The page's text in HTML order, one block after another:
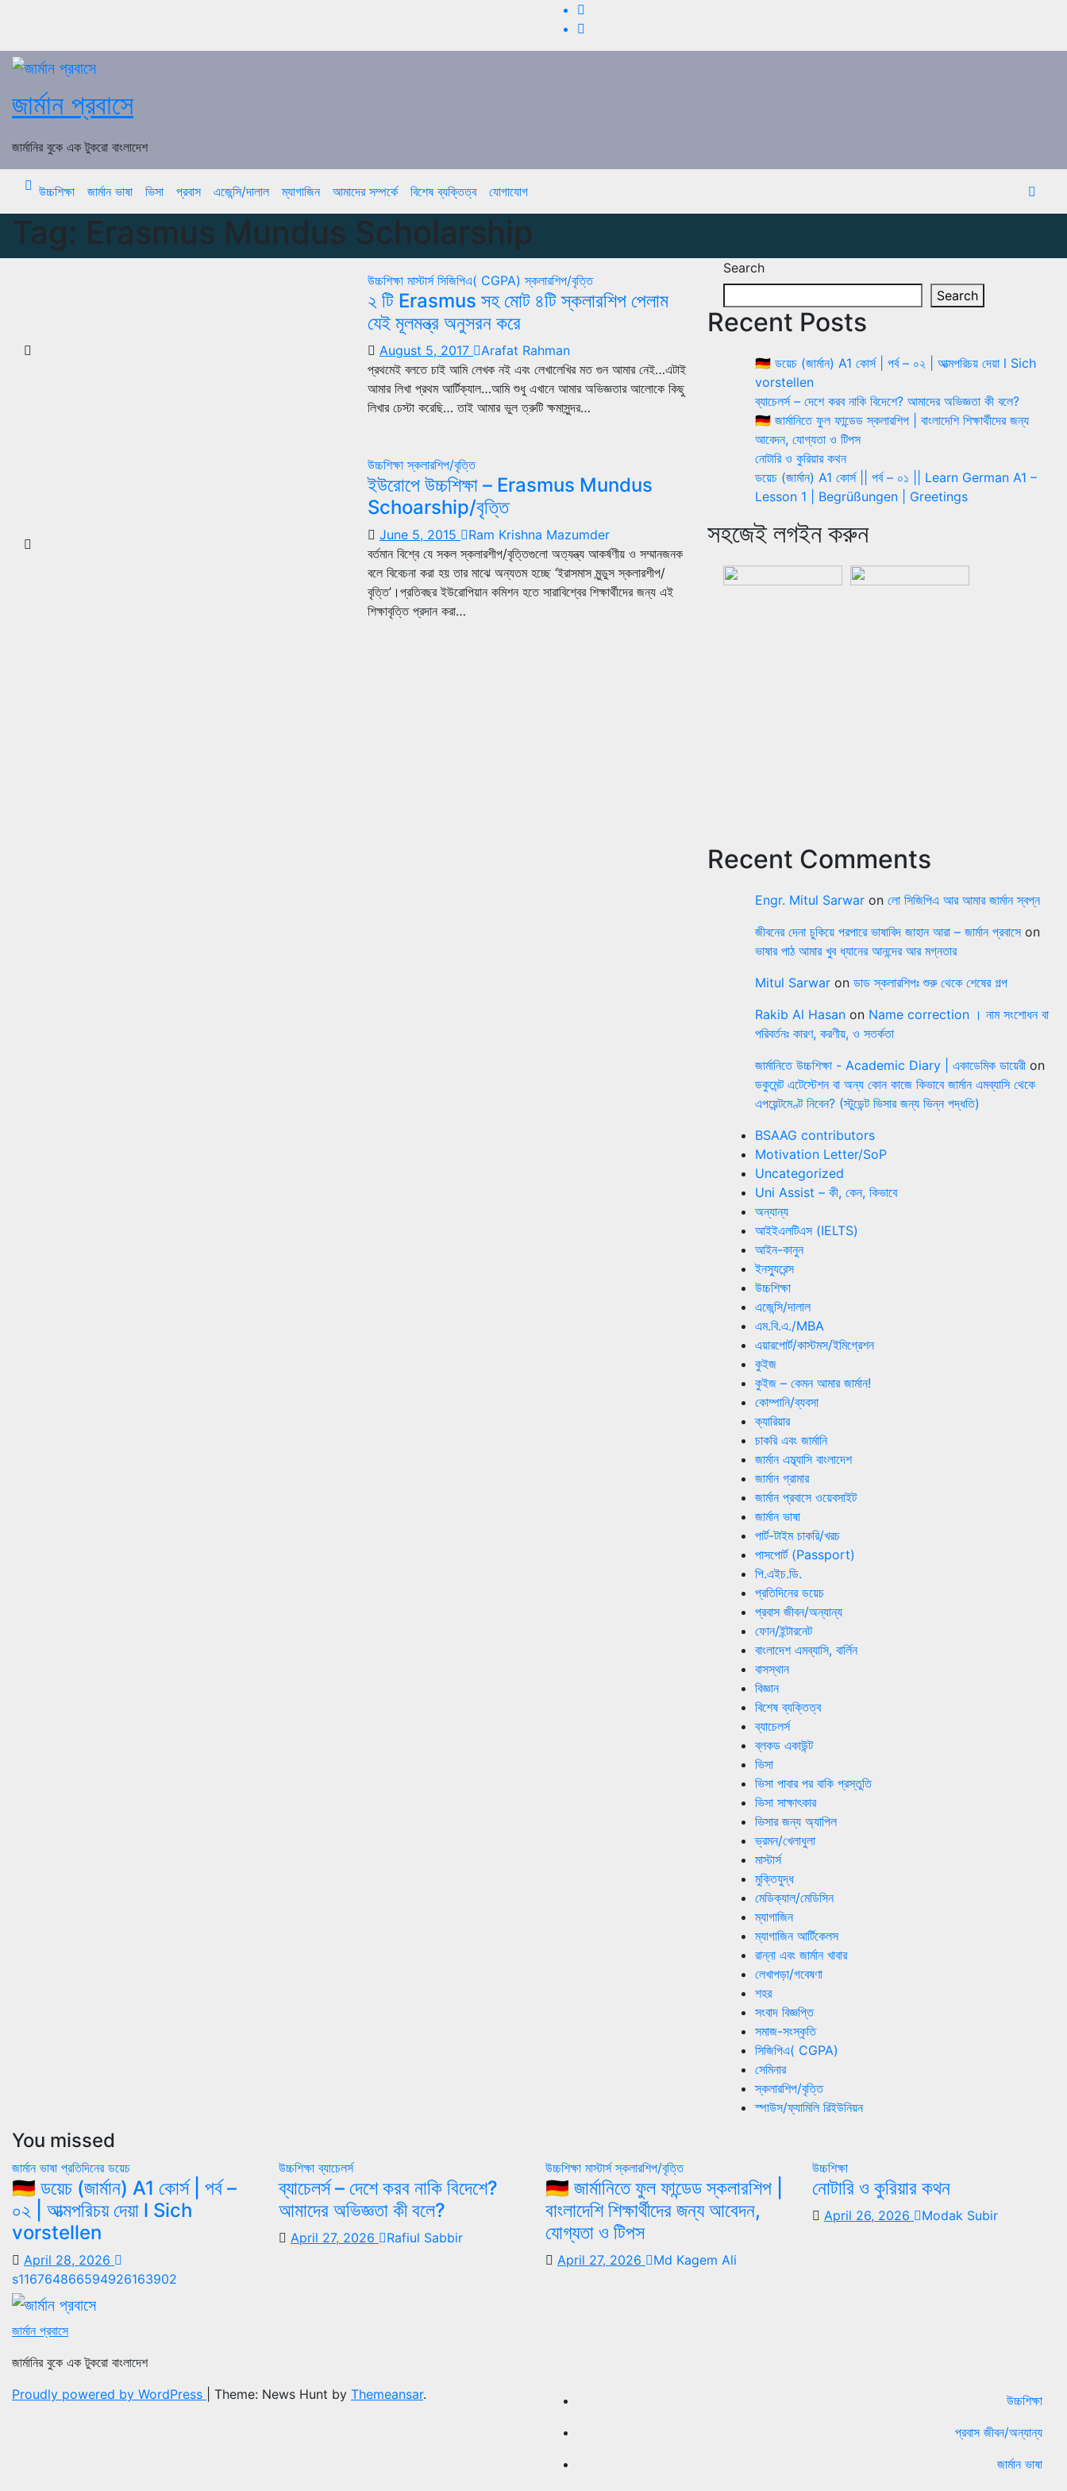
content
জার্মান প্রবাসে
জার্মানির বুকে এক টুকরো বাংলাদেশ
উচ্চশিক্ষা জার্মান ভাষা ভিসা প্রবাস এজেন্সি/দালাল ম্যাগাজিন আমাদের সম্পর্কে বিশেষ ব্যক্তিত্ব যোগাযোগ
Tag: Erasmus Mundus Scholarship
উচ্চশিক্ষা মাস্টার্স সিজিপিএ( CGPA)স্কলারশিপ/বৃত্তি
২ টি Erasmus সহ মোট ৪টি স্কলারশিপ পেলাম
যেই মূলমন্ত্র অনুসরন করে
August 5, 2017
Arafat Rahman
প্রথমেই বলতে চাই আমি লেখক নই এবং লেখালেখির মত গুন আমার নেই…এটাই
আমার লিখা প্রথম আর্টিক্যাল…আমি শুধু এখানে আমার অভিজ্ঞতার আলোকে কিছু
লিখার চেস্টা করেছি… তাই আমার ভুল ত্রুটি ক্ষমাসুন্দর…
উচ্চশিক্ষাস্কলারশিপ/বৃত্তি
ইউরোপে উচ্চশিক্ষা – Erasmus Mundus
Schoarship/বৃত্তি
June 5, 2015
Ram Krishna Mazumder
বর্তমান বিশ্বে যে সকল স্কলারশীপ/বৃত্তিগুলো অত্যন্ত্য আকর্ষণীয় ও সম্মানজনক
বলে বিবেচনা করা হয় তার মাঝে অন্যতম হচ্ছে ‘ইরাসমাস মুন্ডুস স্কলারশীপ/
বৃত্তি’।প্রতিবছর ইউরোপিয়ান কমিশন হতে সারাবিশ্বের শিক্ষার্থীদের জন্য এই
শিক্ষাবৃত্তি প্রদান করা…
Search
Search
Recent Posts
🇩🇪 ডয়েচ (জার্মান) A1 কোর্স | পর্ব – ০২ | আত্মপরিচয় দেয়া l Sich
vorstellen
ব্যাচেলর্স – দেশে করব নাকি বিদেশে? আমাদের অভিজ্ঞতা কী বলে?
🇩🇪 জার্মানিতে ফুল ফান্ডেড স্কলারশিপ | বাংলাদেশি শিক্ষার্থীদের জন্য
আবেদন, যোগ্যতা ও টিপস
নোটারি ও কুরিয়ার কথন
ডয়েচ (জার্মান) A1 কোর্স || পর্ব – ০১ || Learn German A1 –
Lesson 1 | Begrüßungen | Greetings
সহজেই লগইন করুন
Recent Comments
Engr. Mitul Sarwar on লো সিজিপিএ আর আমার জার্মান স্বপ্ন
জীবনের দেনা চুকিয়ে পরপারে ভাষাবিদ জাহান আরা – জার্মান প্রবাসেon
ভাষার পাঠ আমার খুব ধ্যানের আনন্দের আর মগ্নতার
Mitul Sarwar on ডাড স্কলারশিপঃ শুরু থেকে শেষের গল্প
Rakib Al Hasan on Name correction । নাম সংশোধন বা
পরিবর্তনঃ কারণ, করণীয়, ও সতর্কতা
জার্মানিতে উচ্চশিক্ষা - Academic Diary | একাডেমিক ডায়েরী on
ডকুমেন্ট এটেস্টেশন বা অন্য কোন কাজে কিভাবে জার্মান এমব্যাসি থেকে
এপয়েন্টমেণ্ট নিবেন? (স্টুডেন্ট ভিসার জন্য ভিন্ন পদ্ধতি)
BSAAG contributors
Motivation Letter/SoP
Uncategorized
Uni Assist – কী, কেন, কিভাবে
অন্যান্য
আইইএলটিএস (IELTS)
আইন-কানুন
ইনস্যুরেন্স
উচ্চশিক্ষা
এজেন্সি/দালাল
এম.বি.এ./MBA
এয়ারপোর্ট/কাস্টমস/ইমিগ্রেশন
কুইজ
কুইজ – কেমন আমার জার্মান!
কোম্পানি/ব্যবসা
ক্যারিয়ার
চাকরি এবং জার্মানি
জার্মান এম্ব্যাসি বাংলাদেশ
জার্মান গ্রামার
জার্মান প্রবাসে ওয়েবসাইট
জার্মান ভাষা
পার্ট-টাইম চাকরি/খরচ
পাসপোর্ট (Passport)
পি.এইচ.ডি.
প্রতিদিনের ডয়েচ
প্রবাস জীবন/অন্যান্য
ফোন/ইন্টারনেট
বাংলাদেশ এমব্যাসি, বার্লিন
বাসস্থান
বিজ্ঞান
বিশেষ ব্যক্তিত্ব
ব্যাচেলর্স
ব্লকড একাউন্ট
ভিসা
ভিসা পাবার পর বাকি প্রস্তুতি
ভিসা সাক্ষাৎকার
ভিসার জন্য অ্যাপিল
ভ্রমন/খেলাধুলা
মাস্টার্স
মুক্তিযুদ্ধ
মেডিক্যাল/মেডিসিন
ম্যাগাজিন
ম্যাগাজিন আর্টিকেলস
রান্না এবং জার্মান খাবার
লেখাপড়া/গবেষণা
শহর
সংবাদ বিজ্ঞপ্তি
সমাজ-সংস্কৃতি
সিজিপিএ( CGPA)
সেমিনার
স্কলারশিপ/বৃত্তি
স্পাউস/ফ্যামিলি রিইউনিয়ন
You missed
জার্মান ভাষা প্রতিদিনের ডয়েচ
🇩🇪 ডয়েচ (জার্মান) A1 কোর্স | পর্ব –
০২ | আত্মপরিচয় দেয়া l Sich
vorstellen
April 28, 2026
s116764866594926163902
উচ্চশিক্ষাব্যাচেলর্স
ব্যাচেলর্স – দেশে করব নাকি বিদেশে?
আমাদের অভিজ্ঞতা কী বলে?
April 27, 2026 Rafiul Sabbir
উচ্চশিক্ষা মাস্টার্সস্কলারশিপ/বৃত্তি
🇩🇪 জার্মানিতে ফুল ফান্ডেড স্কলারশিপ |
বাংলাদেশি শিক্ষার্থীদের জন্য আবেদন,
যোগ্যতা ও টিপস
April 27, 2026 Md Kagem Ali
উচ্চশিক্ষা
নোটারি ও কুরিয়ার কথন
April 26, 2026 Modak Subir
জার্মান প্রবাসে
জার্মানির বুকে এক টুকরো বাংলাদেশ
Proudly powered by WordPress
Theme: News Hunt by Themeansar.
উচ্চশিক্ষা
প্রবাস জীবন/অন্যান্য
জার্মান ভাষা